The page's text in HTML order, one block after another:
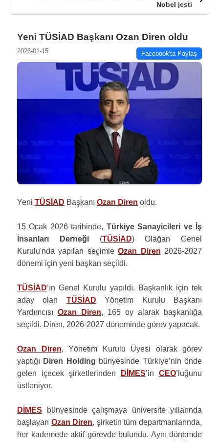
Nobel jesti
Yeni TÜSİAD Başkanı Ozan Diren oldu
2026-01-15 Facebook'ta Paylaş
Yeni TÜSİAD Başkanı Ozan Diren oldu.
15 Ocak 2026 tarihinde, Türkiye Sanayicileri ve İş
İnsanları Derneği(TÜSİAD) Olağan Genel
Kurulu'nda yapılan seçimleOzan Diren 2026-2027
dönemi için yeni başkan seçildi.
TÜSİAD’ın Genel Kurulu yapıldı. Başkanlık için tek
aday olan TÜSİAD Yönetim Kurulu Başkanı
Yardımcısı Ozan Diren, 165 oy alarak başkanlığa
seçildi. Diren, 2026-2027 döneminde görev yapacak.
Ozan Diren, Yönetim Kurulu Üyesi olarak görev
yaptığı Diren Holding bünyesinde Türkiye’nin önde
gelen içecek şirketlerinden
DİMES’in CEO’luğunu
üstleniyor.
DİMES bünyesinde çalışmaya üniversite yıllarında
başlayan Ozan Diren, şirketin tüm departmanlarında,
her kademede aktif görevde bulundu. Aynı dönemde